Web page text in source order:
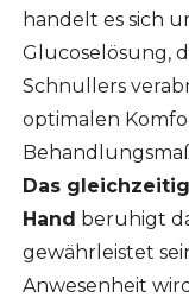
handelt es sich
Glucoselösung,
Schnullers
optimalen
Das
Hand beruhigt
gewährleistet
Anwesenheit